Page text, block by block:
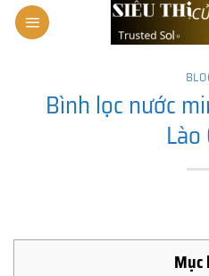
Skip
Bình lọc nước
Lào
Mục